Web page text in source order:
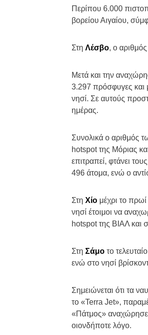
Περίπου 6.000
βορείου Αιγαίου,
Στη Λέσβο, ο
Μετά και την
3.297 πρόσφυγες και
νησί. Σε αυτούς
ημέρας.
Συνολικά ο αριθμός
hotspot της Μόριας
επιτραπεί, φτάνει
496 άτομα, ενώ ο
Στη Χίο μέχρι το
νησί έτοιμοι να
hotspot της ΒΙΑΛ και
Στη Σάμο το
ενώ στο νησί
Σημειώνεται ότι τα
το «Terra Jet»,
«Πάτμος» αναχώρησε
οιονδήποτε λόγο.